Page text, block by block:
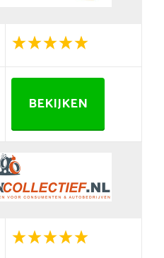
BEKIJKEN